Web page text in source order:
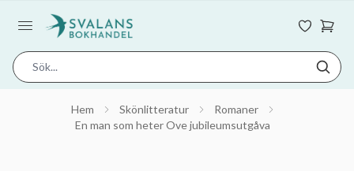
Hem Skönlitteratur
Romaner
En man som heter Ove jubileumsutgåva